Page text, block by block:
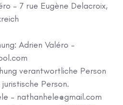
– 7 rue Eugène Delacroix,
Adrien Valéro –
verantwortliche Person
Person.
– nathanhele@gmail.com